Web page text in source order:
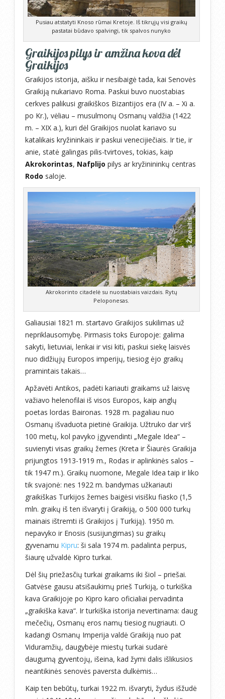
Pusiau atstatyti Knoso rūmai Kretoje. Iš tikrųjų visi graikų
pastatai būdavo spalvingi, tik spalvos nunyko
Graikijos pilys ir amžina kova dėl
Graikijos
Graikijos istorija, aišku ir nesibaigė tada, kai Senovės
Graikiją nukariavo Roma. Paskui buvo nuostabias
cerkves palikusi graikiškos Bizantijos era (IV a. – Xi a.
po Kr.), vėliau – musulmonų Osmanų valdžia (1422
m. – XIX a.), kuri dėl Graikijos nuolat kariavo su
katalikais kryžininkais ir paskui venecijiečiais. Ir tie, ir
anie, statė galingas pilis-tvirtoves, tokias, kaip
Akrokorintas, Nafplijo pilys ar kryžinininkų centras
Rodo saloje.
Akrokorinto citadelė su nuostabiais vaizdais. Rytų
Peloponesas.
Galiausiai 1821 m. startavo Graikijos sukilimas už
nepriklausomybę. Pirmasis toks Europoje: galima
sakyti, lietuviai, lenkai ir visi kiti, paskui siekę laisvės
nuo didžiųjų Europos imperijų, tiesiog ėjo graikų
pramintais takais…
Apžavėti Antikos, padėti kariauti graikams už laisvę
važiavo helenofilai iš visos Europos, kaip anglų
poetas lordas Baironas. 1928 m. pagaliau nuo
Osmanų išvaduota pietinė Graikija. Užtruko dar virš
100 metų, kol pavyko įgyvendinti „Megale Idea“ –
suvienyti visas graikų žemes (Kreta ir Šiaurės Graikija
prijungtos 1913-1919 m., Rodas ir aplinkinės salos –
tik 1947 m.). Graikų nuomone, Megale Idea taip ir liko
tik svajonė: nes 1922 m. bandymas užkariauti
graikiškas Turkijos žemes baigėsi visišku fiasko (1,5
mln. graikų iš ten išvaryti į Graikiją, o 500 000 turkų
mainais ištremti iš Graikijos į Turkiją). 1950 m.
nepavyko ir Enosis (susijungimas) su graikų
gyvenamu Kipru: ši sala 1974 m. padalinta perpus,
šiaurę užvaldė Kipro turkai.
Dėl šių priežasčių turkai graikams iki šiol – priešai.
Gatvėse gausu atsišaukimų prieš Turkiją, o turkiška
kava Graikijoje po Kipro karo oficialiai pervadinta
„graikiška kava“. Ir turkiška istorija nevertinama: daug
mečečių, Osmanų eros namų tiesiog nugriauti. O
kadangi Osmanų Imperija valdė Graikiją nuo pat
Viduramžių, daugybėje miestų turkai sudarė
daugumą gyventojų, išeina, kad žymi dalis išlikusios
neantikinės senovės paversta dulkėmis…
Kaip ten bebūtų, turkai 1922 m. išvaryti, žydus išžudė